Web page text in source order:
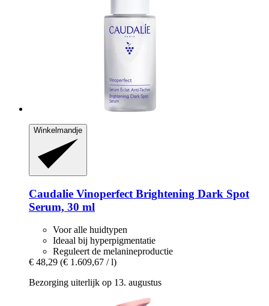
Winkelmandje
Caudalie Vinoperfect Brightening Dark Spot
Serum, 30 ml
Voor alle huidtypen
Ideaal bij hyperpigmentatie
Reguleert de melanineproductie
€ 48,29 (€ 1.609,67 / l)
Bezorging uiterlijk op 13. augustus